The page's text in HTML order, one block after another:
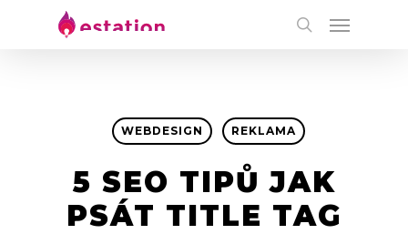
WEBDESIGN REKLAMA
5 SEO TIPŮ JAK
PSÁT TITLE TAG